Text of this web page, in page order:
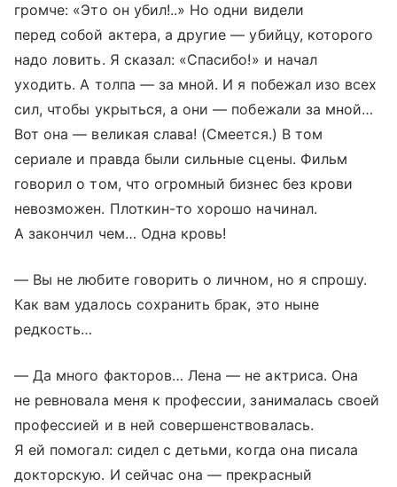
громче: «Это он убил!..» Но одни видели
перед собой актера, а другие — убийцу, которого
надо ловить. Я сказал: «Спасибо!» и начал
уходить. А толпа — за мной. И я побежал изо всех
сил, чтобы укрыться, а они — побежали за мной…
Вот она — великая слава! (Смеется.) В том
сериале и правда были сильные сцены. Фильм
говорил о том, что огромный бизнес без крови
невозможен. Плоткин-то хорошо начинал.
А закончил чем… Одна кровь!
— Вы не любите говорить о личном, но я спрошу.
Как вам удалось сохранить брак, это ныне
редкость…
— Да много факторов… Лена — не актриса. Она
не ревновала меня к профессии, занималась своей
профессией и в ней совершенствовалась.
Я ей помогал: сидел с детьми, когда она писала
докторскую. И сейчас она — прекрасный